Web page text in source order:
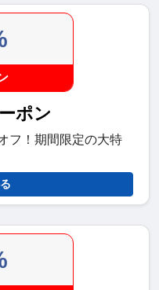
ポン
フ！期間限定の大特